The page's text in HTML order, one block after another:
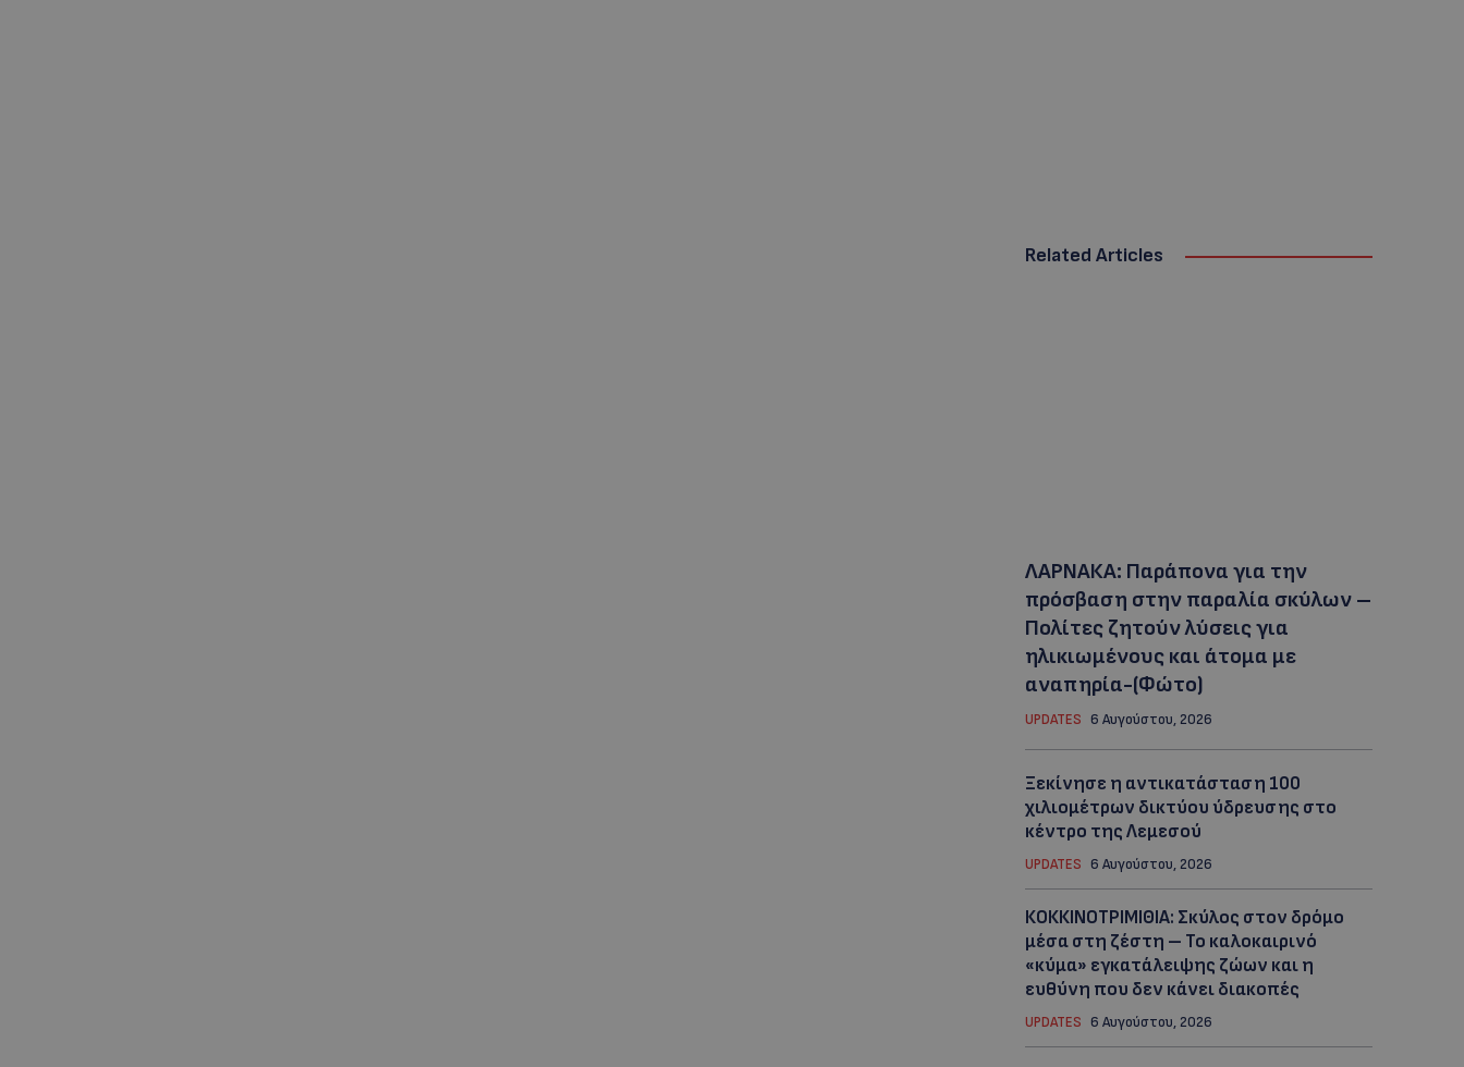
Related Articles
ΛΑΡΝΑΚΑ: Παράπονα για την
πρόσβαση στην παραλία σκύλων –
Πολίτες ζητούν λύσεις για
ηλικιωμένους και άτομα με
αναπηρία-(Φώτο)
UPDATES 6 Αυγούστου, 2026
Ξεκίνησε η αντικατάσταση 100
χιλιομέτρων δικτύου ύδρευσης στο
κέντρο της Λεμεσού
UPDATES 6 Αυγούστου, 2026
ΚΟΚΚΙΝΟΤΡΙΜΙΘΙΑ: Σκύλος στον δρόμο
μέσα στη ζέστη – Το καλοκαιρινό
«κύμα» εγκατάλειψης ζώων και η
ευθύνη που δεν κάνει διακοπές
UPDATES 6 Αυγούστου, 2026